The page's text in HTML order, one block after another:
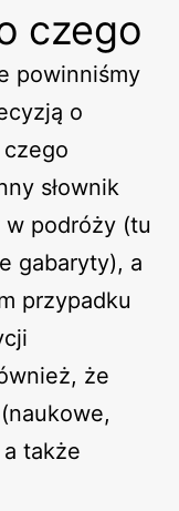
czego
powinniśmy
o
słownik
podróży (tu
gabaryty), a
przypadku
że
także